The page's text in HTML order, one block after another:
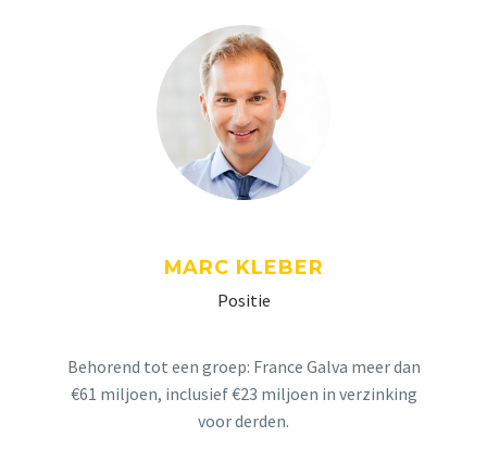
MARC KLEBER
Positie
Behorend tot een groep: France Galva meer dan
€61 miljoen, inclusief €23 miljoen in verzinking
voor derden.